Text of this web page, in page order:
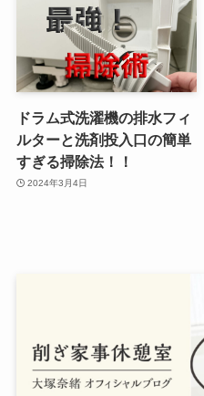
ドラム式洗濯機の排水フィ
ルターと洗剤投入口の簡単
すぎる掃除法！！
2024年3月4日